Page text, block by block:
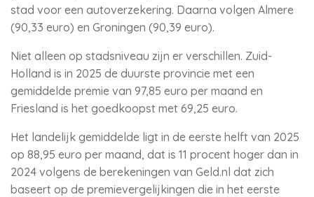
stad voor een autoverzekering. Daarna volgen Almere
(90,33 euro) en Groningen (90,39 euro).
Niet alleen op stadsniveau zijn er verschillen. Zuid-
Holland is in 2025 de duurste provincie met een
gemiddelde premie van 97,85 euro per maand en
Friesland is het goedkoopst met 69,25 euro.
Het landelijk gemiddelde ligt in de eerste helft van 2025
op 88,95 euro per maand, dat is 11 procent hoger dan in
2024 volgens de berekeningen van Geld.nl dat zich
baseert op de premievergelijkingen die in het eerste